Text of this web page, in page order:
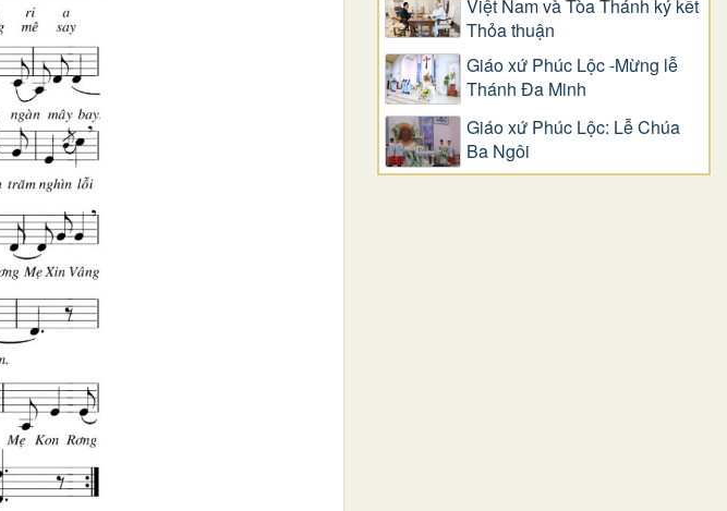
Việt Nam và Tòa Thánh ký kết
Thỏa thuận
Giáo xứ Phúc Lộc -Mừng lễ
Thánh Đa Minh
Giáo xứ Phúc Lộc: Lễ Chúa
Ba Ngôi